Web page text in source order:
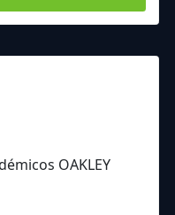
OAKLEY